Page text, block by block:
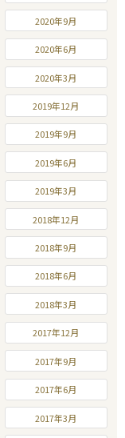
2020年9月
2020年6月
2020年3月
2019年12月
2019年9月
2019年6月
2019年3月
2018年12月
2018年9月
2018年6月
2018年3月
2017年12月
2017年9月
2017年6月
2017年3月